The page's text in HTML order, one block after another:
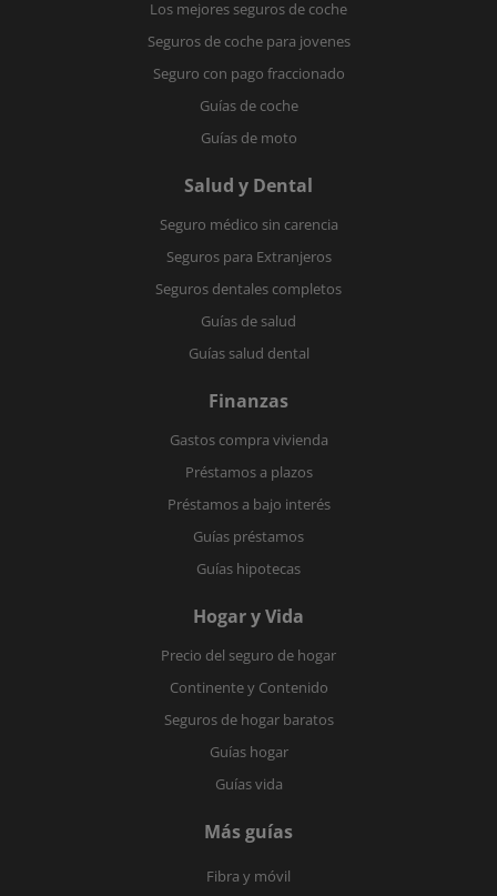
Los mejores seguros de coche
Seguros de coche para jovenes
Seguro con pago fraccionado
Guías de coche
Guías de moto
Salud y Dental
Seguro médico sin carencia
Seguros para Extranjeros
Seguros dentales completos
Guías de salud
Guías salud dental
Finanzas
Gastos compra vivienda
Préstamos a plazos
Préstamos a bajo interés
Guías préstamos
Guías hipotecas
Hogar y Vida
Precio del seguro de hogar
Continente y Contenido
Seguros de hogar baratos
Guías hogar
Guías vida
Más guías
Fibra y móvil